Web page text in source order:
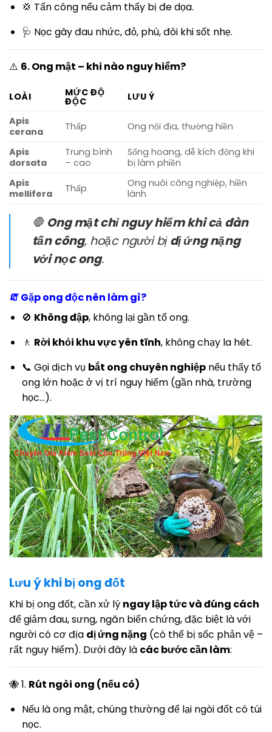
💢 Tấn công nếu cảm thấy bị đe dọa.
🩺 Nọc gây đau nhức, đỏ, phù, đôi khi sốt nhẹ.
⚠️ 6. Ong mật – khi nào nguy hiểm?
LOÀI MỨC ĐỘ
ĐỘC
LƯU Ý
Apis
cerana
Thấp Ong nội địa, thường hiền
Apis
dorsata
Trung bình
– cao
Sống hoang, dễ kích động khi
bị làm phiền
Apis
mellifera
Thấp
Ong nuôi công nghiệp, hiền
lành
🛑 Ong mật chỉ nguy hiểm khi cả đàn
tấn công, hoặc người bịdị ứng nặng
với nọc ong.
🧯 Gặp ong độc nên làm gì?
🚫 Không đập, không lại gần tổ ong.
🚶 Rời khỏi khu vực yên tĩnh, không chạy la hét.
📞 Gọi dịch vụ bắt ong chuyên nghiệpnếu thấy tổ
ong lớn hoặc ở vị trí nguy hiểm (gần nhà, trường
học...).
Lưu ý khi bị ong đốt
Khi bị ong đốt, cần xử lý ngay lập tức và đúng cách
để giảm đau, sưng, ngăn biến chứng, đặc biệt là với
người có cơ địa dị ứng nặng (có thể bị sốc phản vệ –
rất nguy hiểm). Dưới đây là các bước cần làm:
🐝 1. Rút ngòi ong (nếu có)
Nếu là ong mật, chúng thường để lại ngòi đốt có túi
nọc.